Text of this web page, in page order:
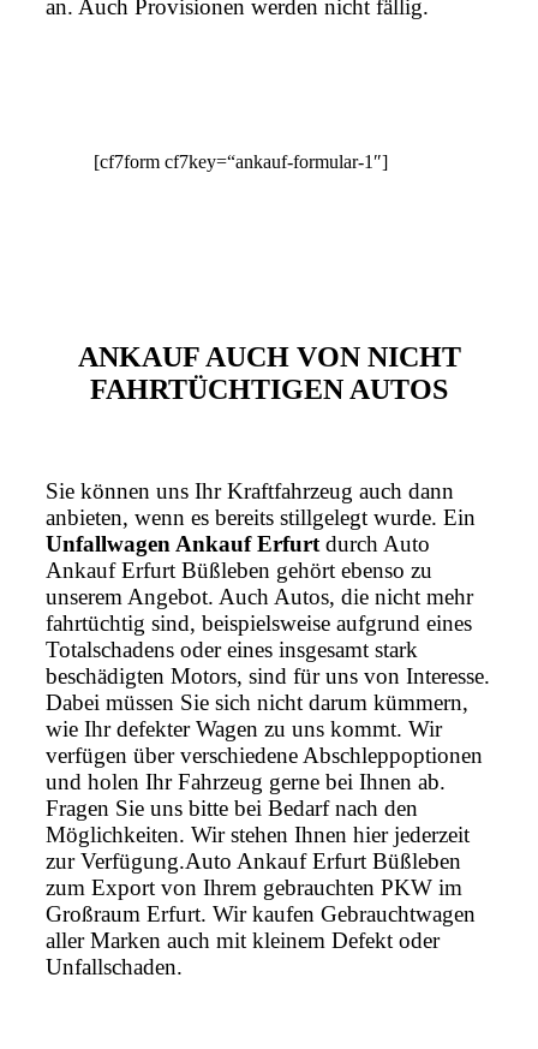
an. Auch Provisionen werden nicht fällig.
[cf7form cf7key=“ankauf-formular-1″]
ANKAUF AUCH VON NICHT
FAHRTÜCHTIGEN AUTOS
Sie können uns Ihr Kraftfahrzeug auch dann
anbieten, wenn es bereits stillgelegt wurde. Ein
Unfallwagen Ankauf Erfurt durch Auto
Ankauf Erfurt Büßleben gehört ebenso zu
unserem Angebot. Auch Autos, die nicht mehr
fahrtüchtig sind, beispielsweise aufgrund eines
Totalschadens oder eines insgesamt stark
beschädigten Motors, sind für uns von Interesse.
Dabei müssen Sie sich nicht darum kümmern,
wie Ihr defekter Wagen zu uns kommt. Wir
verfügen über verschiedene Abschleppoptionen
und holen Ihr Fahrzeug gerne bei Ihnen ab.
Fragen Sie uns bitte bei Bedarf nach den
Möglichkeiten. Wir stehen Ihnen hier jederzeit
zur Verfügung.Auto Ankauf Erfurt Büßleben
zum Export von Ihrem gebrauchten PKW im
Großraum Erfurt. Wir kaufen Gebrauchtwagen
aller Marken auch mit kleinem Defekt oder
Unfallschaden.